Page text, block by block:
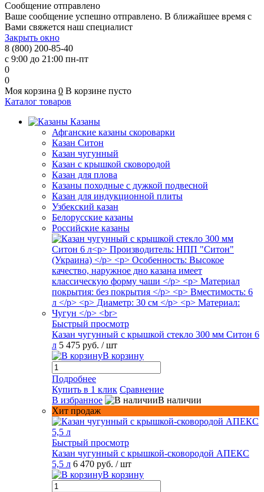
Сообщение отправлено
Ваше сообщение успешно отправлено. В ближайшее время с
Вами свяжется наш специалист
Закрыть окно
8 (800) 200-85-40
с 9:00 до 21:00 пн-пт
0
0
Моя корзина 0 В корзине пусто
Каталог товаров
Казаны
Афганские казаны скороварки
Казан Ситон
Казан чугунный
Казан с крышкой сковородой
Казан для плова
Казаны походные с дужкой подвесной
Казан для индукционной плиты
Узбекский казан
Белорусские казаны
Российские казаны
Быстрый просмотр
Казан чугунный с крышкой стекло 300 мм Ситон 6
л 5 475 руб. / шт
В корзину
Подробнее
Купить в 1 клик Сравнение
В избранное
В наличии
Хит продаж
Быстрый просмотр
Казан чугунный с крышкой-сковородой АПЕКС
5,5 л 6 470 руб. / шт
В корзину